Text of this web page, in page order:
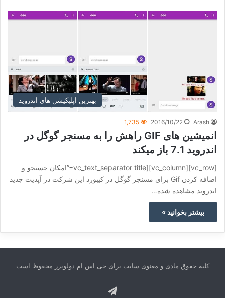
بهترین اپلیکیشن های اندروید
Arash
2016/10/22
1,735
انمیشین های GIF راهش را به مسنجر گوگل در
اندروید 7.1 باز میکند
[vc_row][vc_column][vc_text_separator title=”امکان جستجو و
اضافه کردن Gif برای مسنجر گوگل در کیبورد این شرکت در آپدیت جدید
اندروید مشاهده شده…
بیشتر بخوانید »
کلیه حقوق مادی و معنوی سایت برای جی اس ام دولوپرز محفوظ است
تلگرام